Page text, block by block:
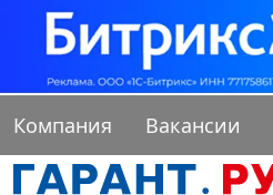
Компания Вакансии